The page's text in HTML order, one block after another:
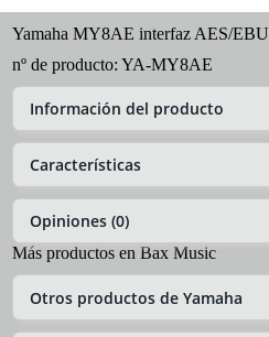
Yamaha MY8AE interfaz AES/EBU
nº de producto: YA-MY8AE
Información del producto
Características
Opiniones (0)
Más productos en Bax Music
Otros productos de Yamaha